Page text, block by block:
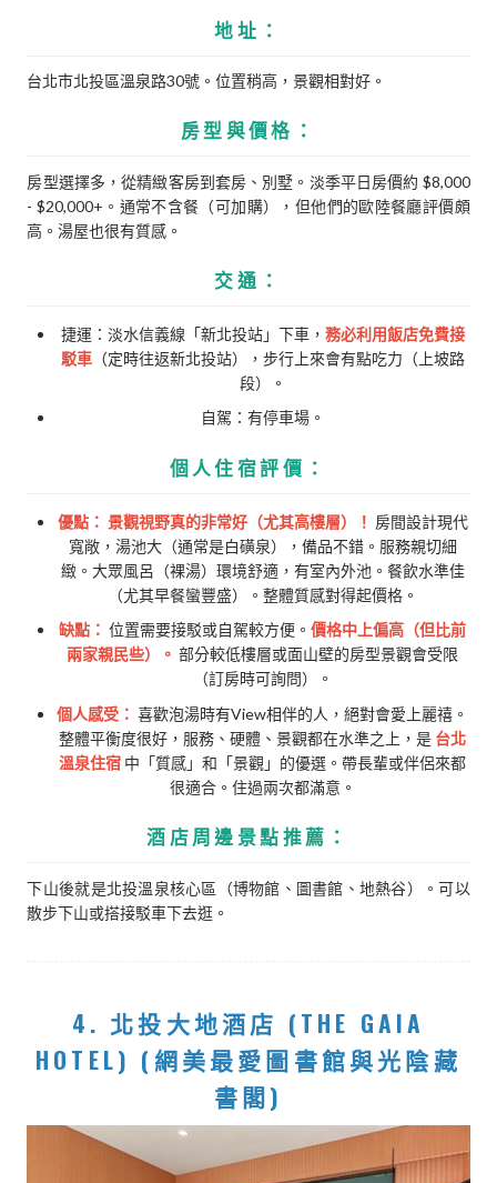
地址：
台北市北投區溫泉路30號。位置稍高，景觀相對好。
房型與價格：
房型選擇多，從精緻客房到套房、別墅。淡季平日房價約 $8,000
- $20,000+。通常不含餐（可加購），但他們的歐陸餐廳評價頗
高。湯屋也很有質感。
交通：
捷運：淡水信義線「新北投站」下車， 務必利用飯店免費接
駁車（定時往返新北投站），步行上來會有點吃力（上坡路
段）。
自駕：有停車場。
個人住宿評價：
優點： 景觀視野真的非常好（尤其高樓層）！ 房間設計現代
寬敞，湯池大（通常是白磺泉），備品不錯。服務親切細
緻。大眾風呂（裸湯）環境舒適，有室內外池。餐飲水準佳
（尤其早餐蠻豐盛）。整體質感對得起價格。
缺點： 位置需要接駁或自駕較方便。價格中上偏高（但比前
兩家親民些）。 部分較低樓層或面山壁的房型景觀會受限
（訂房時可詢問）。
個人感受： 喜歡泡湯時有View相伴的人，絕對會愛上麗禧。
整體平衡度很好，服務、硬體、景觀都在水準之上，是 台北
溫泉住宿 中「質感」和「景觀」的優選。帶長輩或伴侶來都
很適合。住過兩次都滿意。
酒店周邊景點推薦：
下山後就是北投溫泉核心區（博物館、圖書館、地熱谷）。可以
散步下山或搭接駁車下去逛。
4. 北投大地酒店 (THE GAIA
HOTEL) (網美最愛圖書館與光陰藏
書閣)